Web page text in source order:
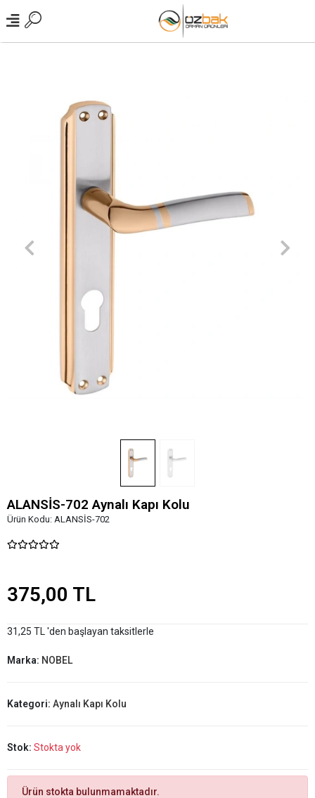
ALANSİS-702 Aynalı Kapı Kolu
Ürün Kodu: ALANSİS-702
375,00 TL
31,25 TL 'den başlayan taksitlerle
Marka: NOBEL
Kategori: Aynalı Kapı Kolu
Stok: Stokta yok
Ürün stokta bulunmamaktadır.